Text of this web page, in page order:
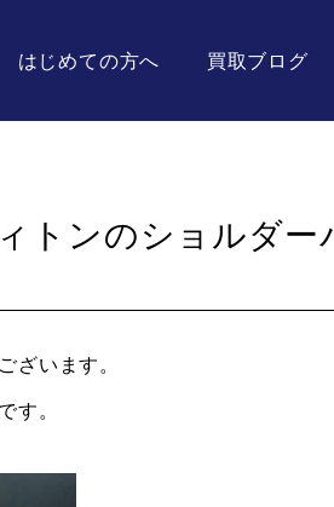
はじめての方へ 買取ブログ
トンのショルダ
ざいます。
す。